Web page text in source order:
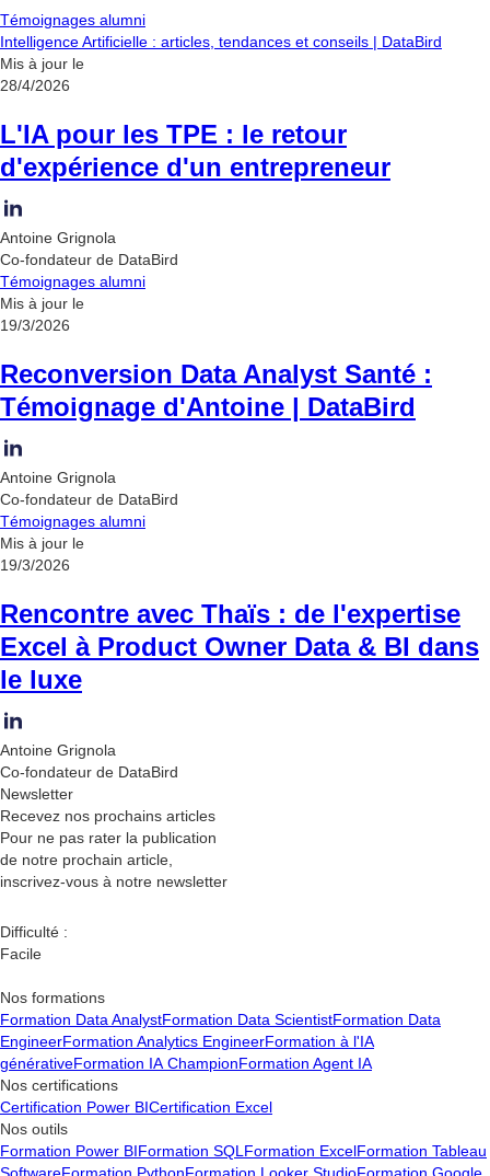
Témoignages alumni
Intelligence Artificielle : articles, tendances et conseils | DataBird
Mis à jour le
28/4/2026
L'IA pour les TPE : le retour
d'expérience d'un entrepreneur
Antoine Grignola
Co-fondateur de DataBird
Témoignages alumni
Mis à jour le
19/3/2026
Reconversion Data Analyst Santé :
Témoignage d'Antoine | DataBird
Antoine Grignola
Co-fondateur de DataBird
Témoignages alumni
Mis à jour le
19/3/2026
Rencontre avec Thaïs : de l'expertise
Excel à Product Owner Data & BI dans
le luxe
Antoine Grignola
Co-fondateur de DataBird
Newsletter
Recevez nos prochains articles
Pour ne pas rater la publication
de notre prochain article,
inscrivez-vous à notre newsletter
Difficulté :
Facile
Nos formations
Formation Data AnalystFormation Data ScientistFormation Data
EngineerFormation Analytics EngineerFormation à l'IA
générativeFormation IA ChampionFormation Agent IA
Nos certifications
Certification Power BICertification Excel
Nos outils
Formation Power BIFormation SQL Formation ExcelFormation Tableau